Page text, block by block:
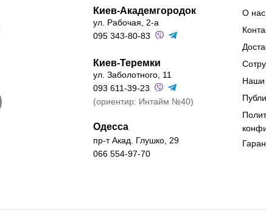
Киев-Академгородок
ул. Рабочая, 2-а
095 343-80-83
Киев-Теремки
ул. Заболотного, 11
093 611-39-23
(ориентир: Интайм №40)
Одесса
пр-т Акад. Глушко, 29
066 554-97-70
О нас
Наши